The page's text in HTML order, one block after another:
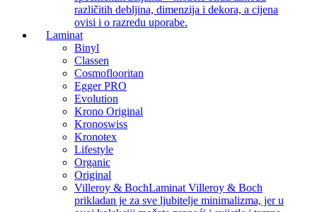
različitih debljina, dimenzija i dekora, a cijena
ovisi i o razredu uporabe.
Laminat
Binyl
Classen
Cosmoflooritan
Egger PRO
Evolution
Krono Original
Kronoswiss
Kronotex
Lifestyle
Organic
Original
Villeroy & BochLaminat Villeroy & Boch
prikladan je za sve ljubitelje minimalizma, jer u